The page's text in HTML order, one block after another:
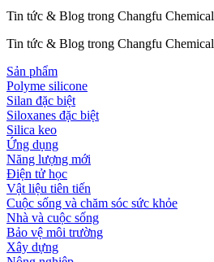
Tin tức & Blog trong Changfu Chemical
Tin tức & Blog trong Changfu Chemical
Sản phẩm
Polyme silicone
Silan đặc biệt
Siloxanes đặc biệt
Silica keo
Ứng dụng
Năng lượng mới
Điện tử học
Vật liệu tiên tiến
Cuộc sống và chăm sóc sức khỏe
Nhà và cuộc sống
Bảo vệ môi trường
Xây dựng